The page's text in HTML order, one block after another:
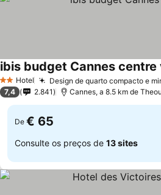
2 Estrelas
Hotel Design de quarto compacto e
ibis budget Cannes centre
7,4 2.841 Cannes, a 8.5 km de
De € 65
Consulte os preços de 13 sites